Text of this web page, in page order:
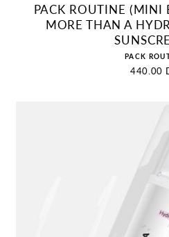
PACK ROUTINE (MINI
MORE THAN A
PACK
Prix
440.00